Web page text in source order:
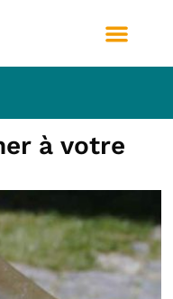
à votre